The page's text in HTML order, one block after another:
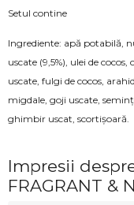
Setul contine
Ingrediente: apă potabilă,
uscate (9,5%), ulei de
uscate, fulgi de cocos,
migdale, goji uscate,
ghimbir uscat, scortișoară.
Impresii
FRAGRANT &